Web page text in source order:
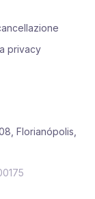
privacy
Florianópolis,